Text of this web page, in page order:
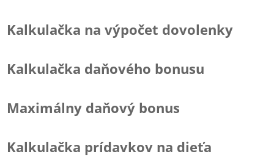
Kalkulačka na výpočet dovolenky
Kalkulačka daňového bonusu
Maximálny daňový bonus
Kalkulačka prídavkov na dieťa